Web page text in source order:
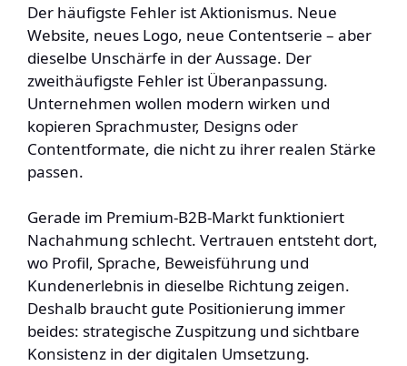
Der häufigste Fehler ist Aktionismus. Neue
Website, neues Logo, neue Contentserie – aber
dieselbe Unschärfe in der Aussage. Der
zweithäufigste Fehler ist Überanpassung.
Unternehmen wollen modern wirken und
kopieren Sprachmuster, Designs oder
Contentformate, die nicht zu ihrer realen Stärke
passen.
Gerade im Premium-B2B-Markt funktioniert
Nachahmung schlecht. Vertrauen entsteht dort,
wo Profil, Sprache, Beweisführung und
Kundenerlebnis in dieselbe Richtung zeigen.
Deshalb braucht gute Positionierung immer
beides: strategische Zuspitzung und sichtbare
Konsistenz in der digitalen Umsetzung.